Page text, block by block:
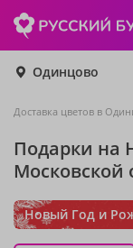
Одинцово
Доставка цветов в
Подарки на
Московской
Новый Год и